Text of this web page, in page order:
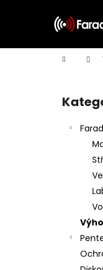
Domů
Přeskočit
kategorie
í
Zpět
do
Zpět
do